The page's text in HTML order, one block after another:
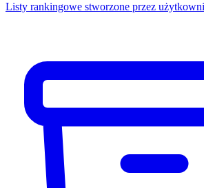
Listy rankingowe stworzone przez